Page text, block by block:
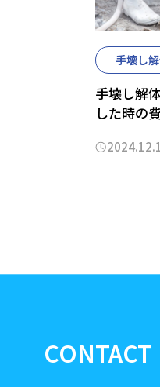
手壊し
手壊し解
した時の
CONTACT